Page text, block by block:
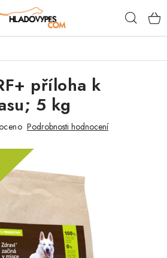
příloha k
5 kg
Podrobnosti hodnocení